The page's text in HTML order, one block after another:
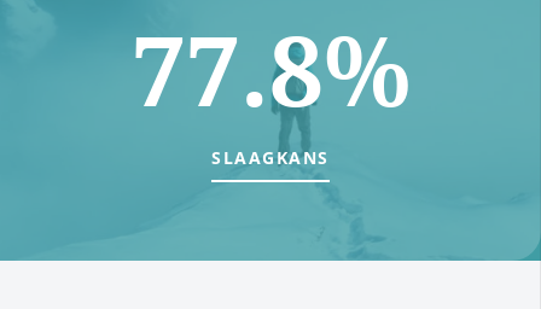
77.8%
SLAAGKANS